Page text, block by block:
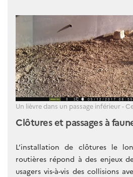
Un lièvre dans un passage inférieur -
Clôtures et passages à
L’installation de clôtures le
routières répond à des enjeux
usagers vis-à-vis des collisions